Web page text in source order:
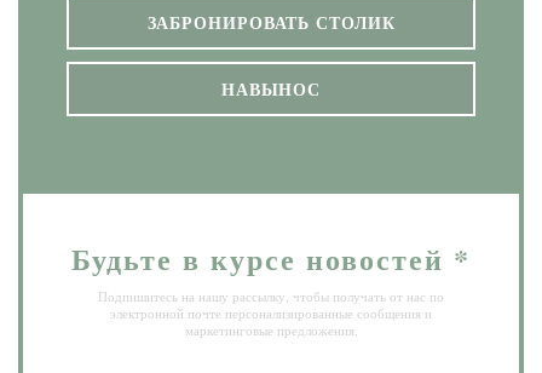
ЗАБРОНИРОВАТЬ СТОЛИК
НАВЫНОС
Будьте в курсе новостей *
Подпишитесь на нашу рассылку, чтобы получать от нас по
электронной почте персонализированные сообщения и
маркетинговые предложения.